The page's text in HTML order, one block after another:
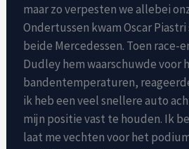
maar zo verpesten we allebei
Ondertussen kwam Oscar
beide Mercedessen. Toen race-
Dudley hem waarschuwde voor
bandentemperaturen,
ik heb een veel snellere auto
mijn positie vast te houden. Ik
laat me vechten voor het